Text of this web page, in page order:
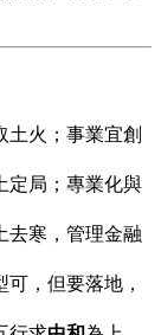
土火；事業宜創
定局；專業化與
去寒，管理金融
可，但要落地，